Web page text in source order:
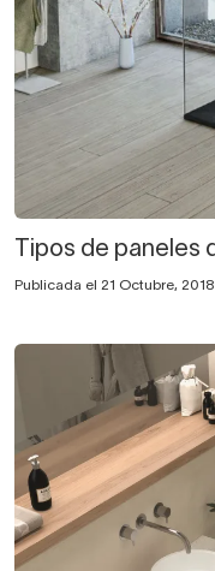
Tipos de paneles
Publicada el 21 Octubre,